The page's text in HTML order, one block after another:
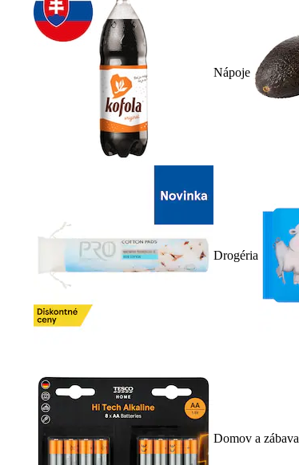
Nápoje
Drogéria
Domov a zábava